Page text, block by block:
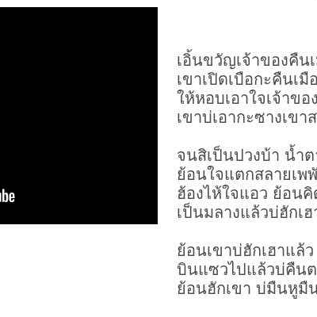
เอิ้นขวัญเจ้าของคืน
เขาเปิดเบือกะคืนเมื
ให้หอบเอาใจเจ้าขอ
เขาบ่เอากะซางเขา
จนสิเป็นปวงบ้า น้ำต
ย้อนใจแตกสลายเพ
ฮ้องไห้ใจแอว ย้อน
เป็นมลางแล้วบ่ฮักเฮ
ย้อนเขาบ่ฮักเฮาแล้ว
บินแซวไปแล้วบ่คืน
ย้อนฮักเขา บ่มืนหูมื